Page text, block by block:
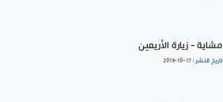
مشاية - زيارة الأريعين
تاريخ النشر :2019-10-17